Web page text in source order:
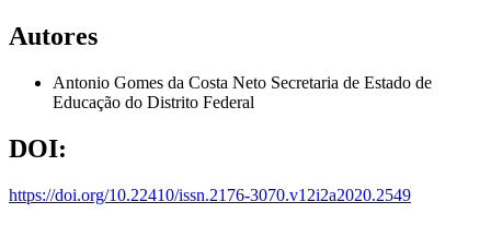
Autores
Antonio Gomes da Costa Neto Secretaria de Estado de
Educação do Distrito Federal
DOI:
https://doi.org/10.22410/issn.2176-3070.v12i2a2020.2549